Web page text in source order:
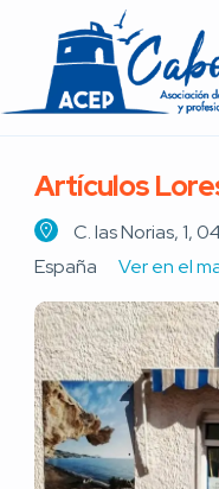
Artículos
C. las Norias, 1,
España
Ver en el